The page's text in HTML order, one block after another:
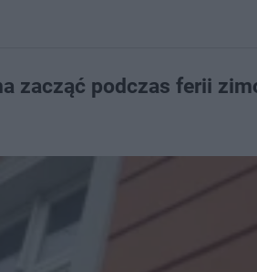
zacząć podczas ferii